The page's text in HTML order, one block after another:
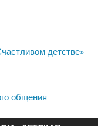
детстве»
общения…